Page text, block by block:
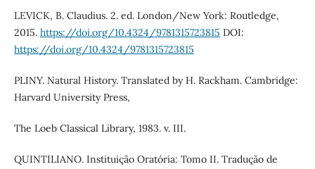
LEVICK, B. Claudius. 2. ed. London/New York: Routledge,
2015. https://doi.org/10.4324/9781315723815 DOI:
https://doi.org/10.4324/9781315723815
PLINY. Natural History. Translated by H. Rackham. Cambridge:
Harvard University Press,
The Loeb Classical Library, 1983. v. III.
QUINTILIANO. Instituição Oratória: Tomo II. Tradução de